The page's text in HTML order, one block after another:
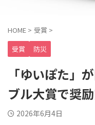
HOME > 受賞 >
受賞
防災
「ゆいぽた」
ブル大賞で奨
2026年6月4日